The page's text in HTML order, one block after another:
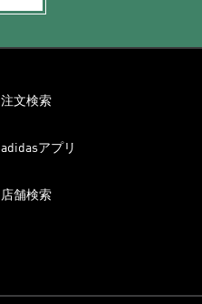
注文検索
adidasアプリ
店舗検索